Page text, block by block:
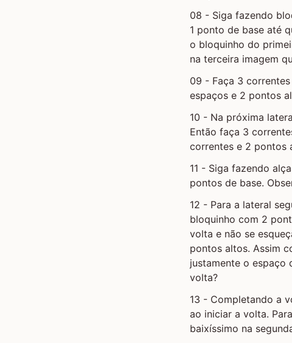
08 - Siga fazendo
1 ponto de base até
o bloquinho do
na terceira imagem
09 - Faça 3
espaços e 2 pontos
10 - Na próxima
Então faça 3
correntes e 2 pontos
11 - Siga fazendo
pontos de base.
12 - Para a lateral
bloquinho com 2
volta e não se
pontos altos. Assim
justamente o espaço
volta?
13 - Completando a
ao iniciar a volta.
baixíssimo na